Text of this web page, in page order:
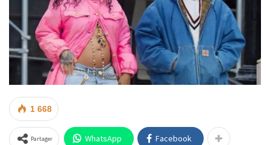
1 668
Partager WhatsApp Facebook